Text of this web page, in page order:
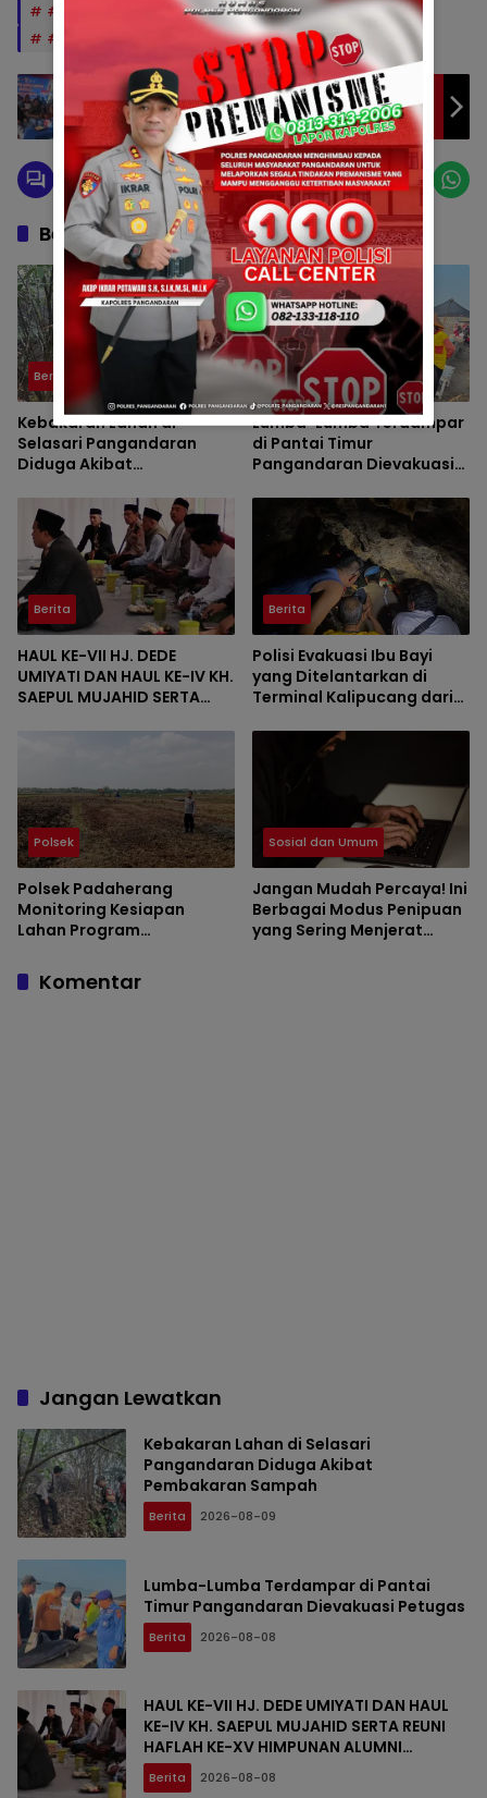
#Pengayoman
#PolresPangandaran
#Polsekpangandaran
SATRESNARKOBA POLRES PANGANDARAN
TINJAU LAHAN JAGUNG UNTUK PASTIKAN
PERTUMBUHAN OPTIMAL
Berita Berkaitan
Berita
Kebakaran Lahan di
Selasari Pangandaran
Diduga Akibat
Berita
Lumba-Lumba Terdampar
di Pantai Timur
Pangandaran Dievakuasi
Berita
HAUL KE-VII HJ. DEDE
UMIYATI DAN HAUL KE-IV KH.
SAEPUL MUJAHID SERTA
HIMPUNAN ALUMNI DIGELAR
Berita
Polisi Evakuasi Ibu Bayi
yang Ditelantarkan di
Terminal Kalipucang dari
Polsek
Polsek Padaherang
Monitoring Kesiapan
Lahan Program
Desa Ciganjeng
Sosial dan Umum
Jangan Mudah Percaya! Ini
Berbagai Modus Penipuan
yang Sering Menjerat
Komentar
Jangan Lewatkan
Kebakaran Lahan di Selasari
Pangandaran Diduga Akibat
Pembakaran Sampah
Berita 2026-08-09
Lumba-Lumba Terdampar di Pantai
Timur Pangandaran Dievakuasi Petugas
Berita 2026-08-08
HAUL KE-VII HJ. DEDE UMIYATI DAN HAUL
KE-IV KH. SAEPUL MUJAHID SERTA REUNI
HAFLAH KE-XV HIMPUNAN ALUMNI
DIGELAR DI PONDOK PESANTREN AL-FALAH
SANUSSIYAH
Berita 2026-08-08